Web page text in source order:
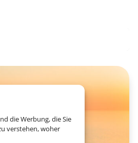
die Werbung, die Sie
verstehen, woher